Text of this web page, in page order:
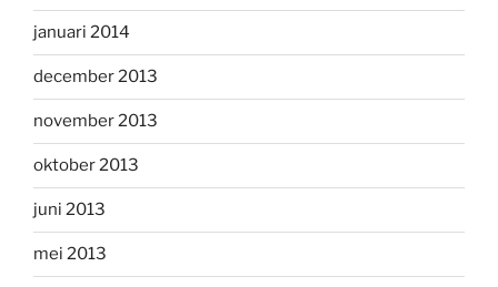
januari 2014
december 2013
november 2013
oktober 2013
juni 2013
mei 2013